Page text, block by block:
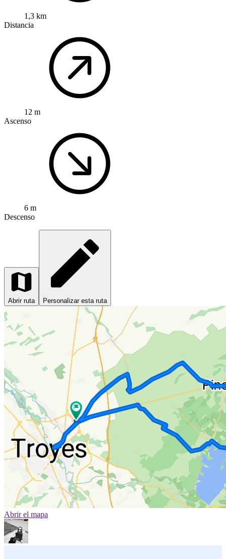
1,3 km
Distancia
12 m
Ascenso
6 m
Descenso
Abrir ruta Personalizar esta ruta
Abrir el mapa